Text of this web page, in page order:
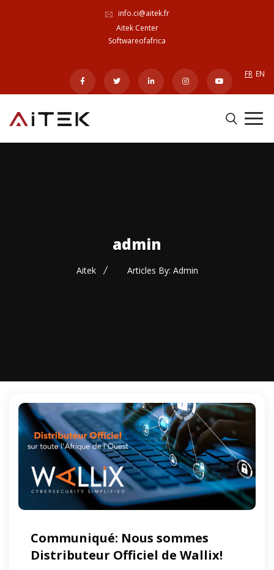
info.ci@aitek.fr
Aitek Center
Softwareofafrica
FR EN
admin
Aitek Articles By: Admin
Communiqué: Nous sommes
Distributeur Officiel de Wallix!